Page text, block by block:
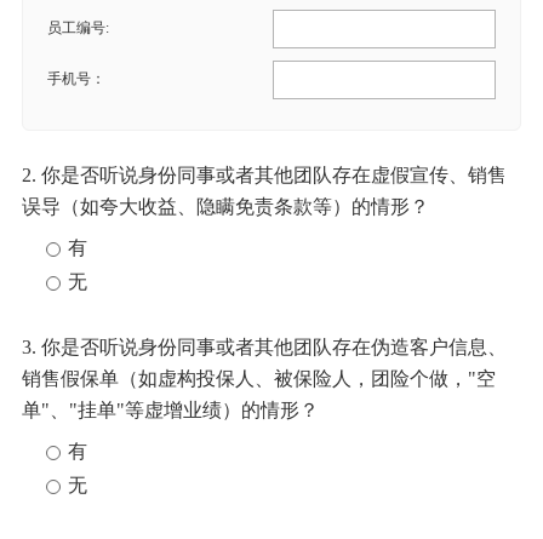
员工编号:
手机号：
2. 你是否听说身份同事或者其他团队存在虚假宣传、销售
误导（如夸大收益、隐瞒免责条款等）的情形？
有
无
3. 你是否听说身份同事或者其他团队存在伪造客户信息、
销售假保单（如虚构投保人、被保险人，团险个做，"空
单"、"挂单"等虚增业绩）的情形？
有
无